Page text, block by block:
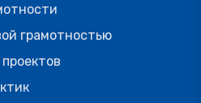
грамотностью